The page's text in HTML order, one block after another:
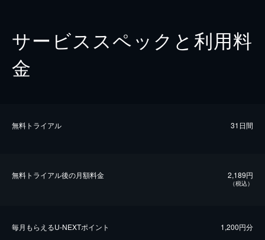
サービススペックと利用料
金
無料トライアル 31日間
無料トライアル後の⽉額料金 2,189円
（税込）
毎⽉もらえるU-NEXTポイント 1,200円分